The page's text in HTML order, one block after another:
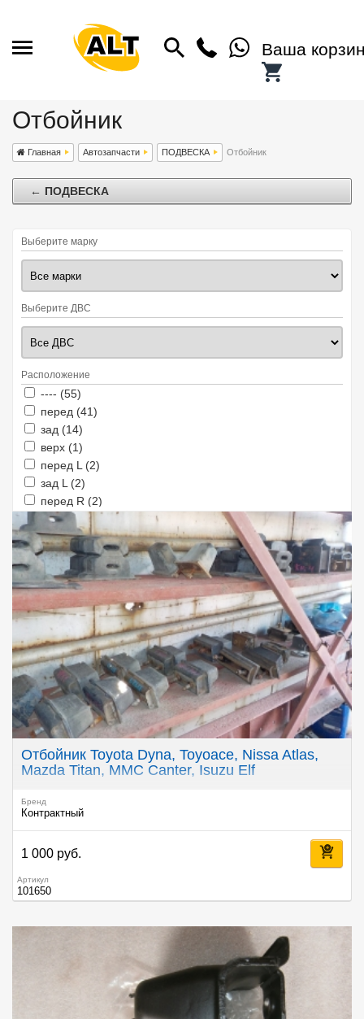
Ваша
Отбойник
Главная Автозапчасти ПОДВЕСКА Отбойник
← ПОДВЕСКА
Выберите марку
Выберите ДВС
Расположение
Apply ---- filter
---- (55)
Apply перед filter
перед (41)
Apply зад filter
зад (14)
Apply верх filter
верх (1)
Apply перед L filter
перед L (2)
Apply зад L filter
зад L (2)
Apply перед R filter
перед R (2)
Apply зад R filter
зад R (1)
Apply зад R filter
Apply 2245 filter
2245 (2)Apply 2245 filter
Apply 2270 filter
2270 (3)Apply 2270 filter
Apply 2294 filter
2294 (1)Apply 2294 filter
Apply 2298 filter
2298 (1) Apply 2298 filter
Apply L filter
L (2)Apply L filter
R (2) Apply R filter
Отбойник Toyota Dyna, Toyoace, Nissa Atlas,
Mazda Titan, MMC Canter, Isuzu Elf
Бренд
Контрактный
1 000 руб.
Артикул
101650